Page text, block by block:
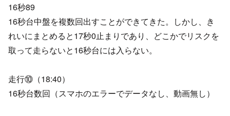
16秒89
16秒台中盤を複数回出すことができてきた。しかし、き
れいにまとめると17秒0止まりであり、どこかでリスクを
取って走らないと16秒台には入らない。
走行⑩（18:40）
16秒台数回（スマホのエラーでデータなし、動画無し）